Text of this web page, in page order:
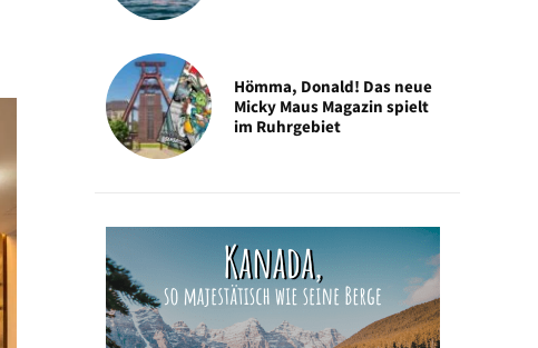
Hömma, Donald! Das neue
Micky Maus Magazin spielt
im Ruhrgebiet